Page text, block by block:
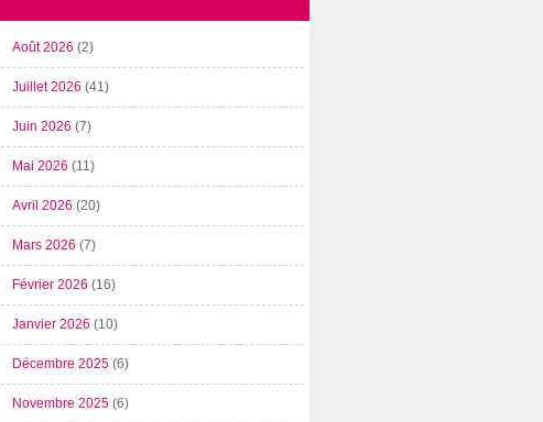
Août 2026 (2)
Juillet 2026 (41)
Juin 2026 (7)
Mai 2026 (11)
Avril 2026 (20)
Mars 2026 (7)
Février 2026 (16)
Janvier 2026 (10)
Décembre 2025 (6)
Novembre 2025 (6)